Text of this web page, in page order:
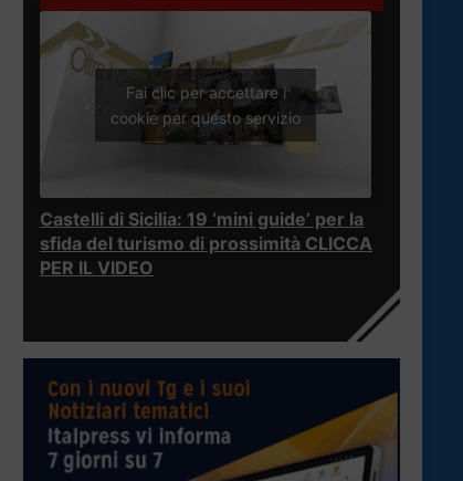
Fai clic per accettare i
cookie per questo servizio
Castelli di Sicilia: 19 ‘mini guide’ per la
sfida del turismo di prossimità CLICCA
PER IL VIDEO